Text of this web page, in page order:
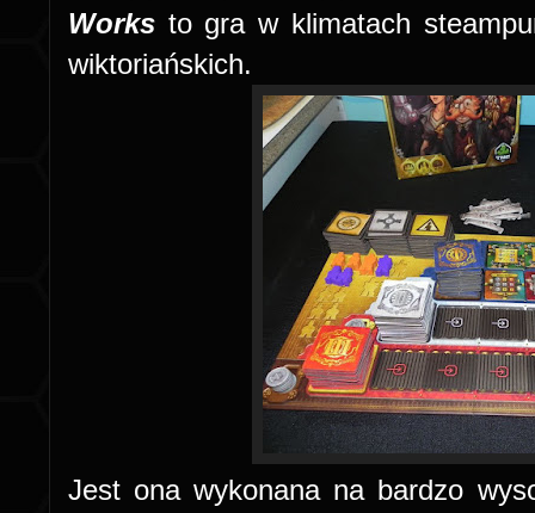
Works to gra w klimatach
wiktoriańskich.
Jest ona wykonana na bardzo